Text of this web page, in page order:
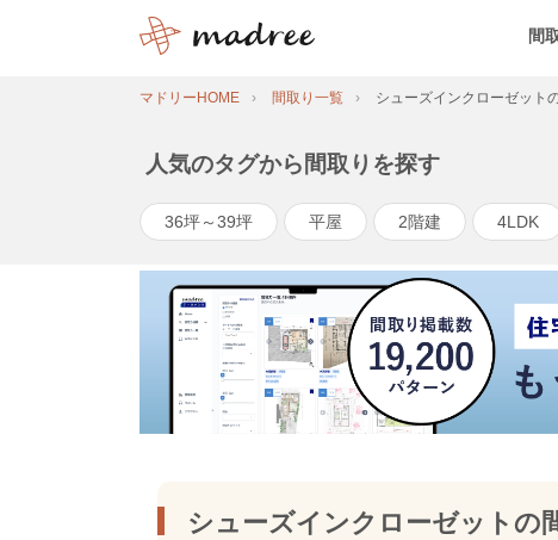
間
マドリーHOME 間取り一覧 シューズインクローゼット
人気のタグから間取りを探す
36坪～39坪 平屋 2階建 4LDK
シューズインクローゼットの